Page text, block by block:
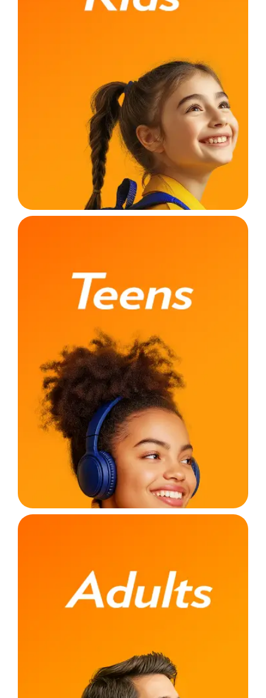
As crianças são imersas em um universo lúdico
projetos imersivos, músicas tradicionais, jogos e
brincadeiras.
PRESENCIAL
Nosso exclusivo método conta com dois
formatos de ensino, os alunos que preferem ir
temos a opção Live, com as mesmas aulas,
materiais e professores, de onde você quiser.
PRESENCIAL
LIVE
Nossa metodologia exclusiva pode ser
realizada com aulas presenciais ou com a nossa
exclusivos e turmas reduzidas.
PRESENCIAL